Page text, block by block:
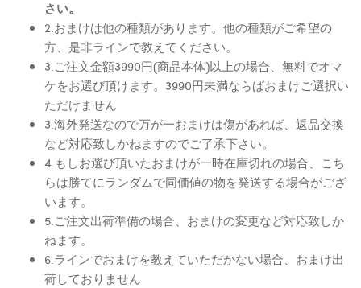
さい。
2.おまけは他の種類があります。他の種類がご希望の
方、是非ラインで教えてください。
3.ご注文金額3990円(商品本体)以上の場合、無料でオマ
ケをお選び頂けます。3990円未満ならばおまけご選択い
ただけません
3.海外発送なので万が一おまけは傷があれば、返品交換
など対応致しかねますのでご了承下さい。
4.もしお選び頂いたおまけが一時在庫切れの場合、こち
らは勝てにランダムで同価値の物を発送する場合がござ
います。
5.ご注文出荷準備の場合、おまけの変更など対応致しか
ねます。
6.ラインでおまけを教えていただかない場合、おまけ出
荷しておりません